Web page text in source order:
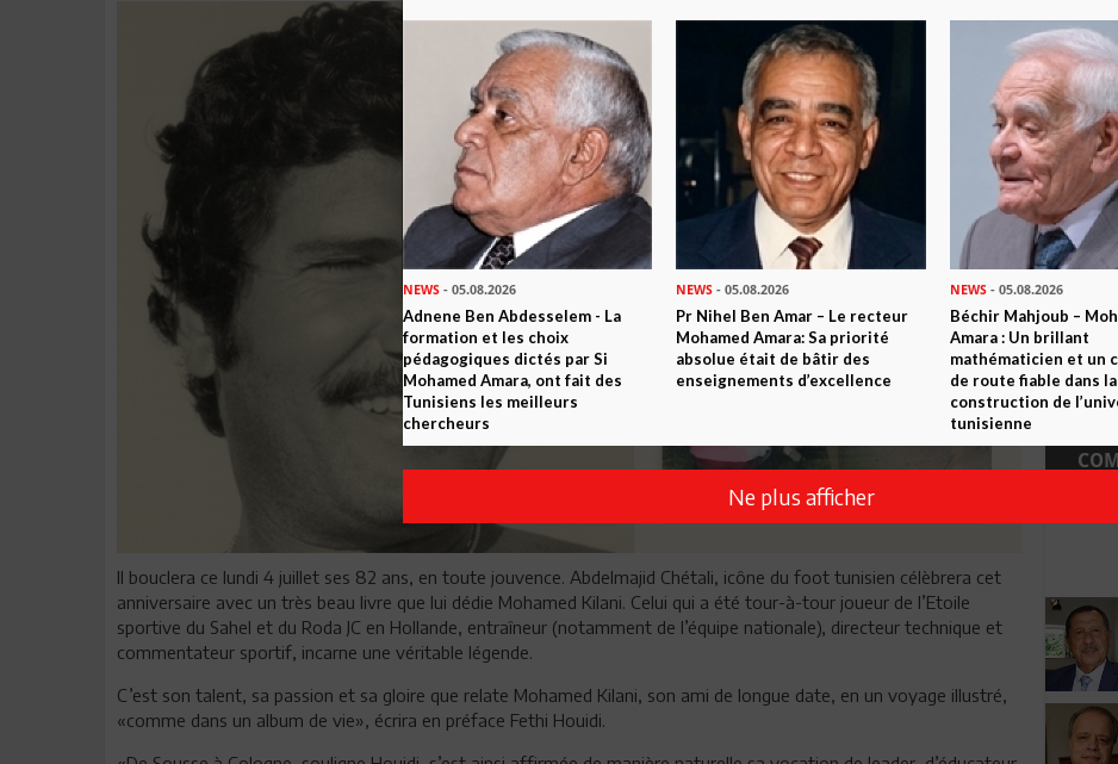
Il bouclera ce lundi 4 juillet ses 82 ans, en toute jouvence. Abdelmajid Chétali, icône du foot tunisien célèbrera cet
anniversaire avec un très beau livre que lui dédie Mohamed Kilani. Celui qui a été tour-à-tour joueur de l’Etoile
sportive du Sahel et du Roda JC en Hollande, entraîneur (notamment de l’équipe nationale), directeur technique et
commentateur sportif, incarne une véritable légende.
C’est son talent, sa passion et sa gloire que relate Mohamed Kilani, son ami de longue date, en un voyage illustré,
«comme dans un album de vie», écrira en préface Fethi Houidi.
NEWS - 05.08.2026
Adnene Ben Abdesselem - La
formation et les choix
pédagogiques dictés par Si
Mohamed Amara, ont fait des
Tunisiens les meilleurs
chercheurs
NEWS - 05.08.2026
Pr Nihel Ben Amar – Le recteur
Mohamed Amara: Sa priorité
absolue était de bâtir des
enseignements d’excellence
NEWS- 05.08.2026
Béchir Mahjoub –
Amara : Un brillant
mathématicien et un
de route fiable dans la
construction de
tunisienne
Ne plus afficher